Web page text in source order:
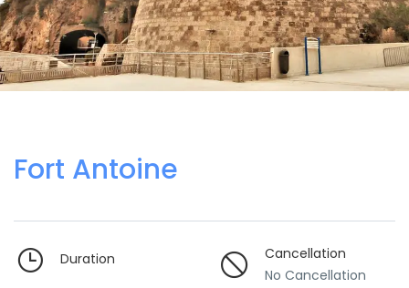
Fort Antoine
Duration
Cancellation
No Cancellation